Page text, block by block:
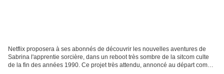
Netflix proposera à ses abonnés de découvrir les nouvelles aventures de
Sabrina l'apprentie sorcière, dans un reboot très sombre de la sitcom culte
de la fin des années 1990. Ce projet très attendu, annoncé au départ comme